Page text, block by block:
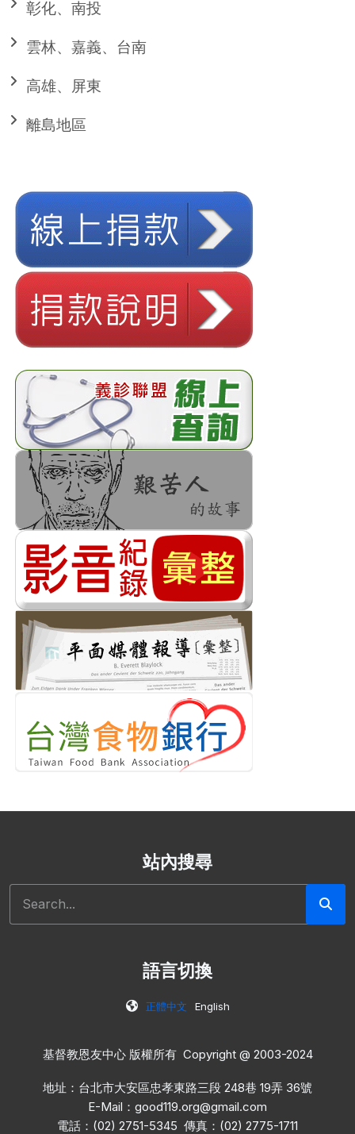
彰化、南投
雲林、嘉義、台南
高雄、屏東
離島地區
站內搜尋
語言切換
正體中文 English
基督教恩友中心 版權所有 Copyright @ 2003-2024
地址：台北市大安區忠孝東路三段 248巷 19弄 36號
E-Mail： good119.org@gmail.com
電話：(02) 2751-5345 傳真：(02) 2775-1711